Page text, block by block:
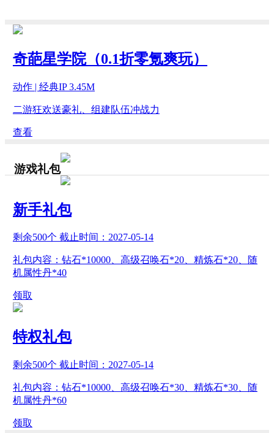
奇葩星学院（0.1折零氪爽玩）
动作 | 经典IP 3.45M
二游狂欢送豪礼、组建队伍冲战力
查看
游戏礼包
新手礼包
剩余500个 截止时间： 2027-05-14
礼包内容：钻石*10000、高级召唤石*20、精炼石*20、随
机属性丹*40
领取
特权礼包
剩余500个 截止时间： 2027-05-14
礼包内容：钻石*10000、高级召唤石*30、精炼石*30、随
机属性丹*60
领取